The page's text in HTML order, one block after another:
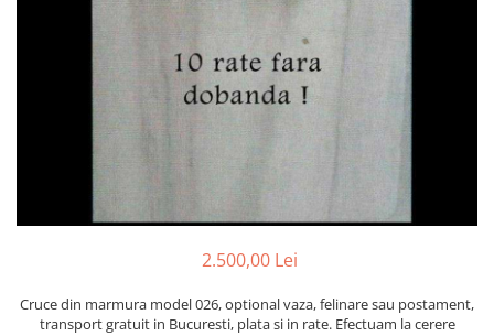
2.500,00 Lei
Cruce din marmura model 026, optional vaza, felinare sau postament,
transport gratuit in Bucuresti, plata si in rate. Efectuam la cerere